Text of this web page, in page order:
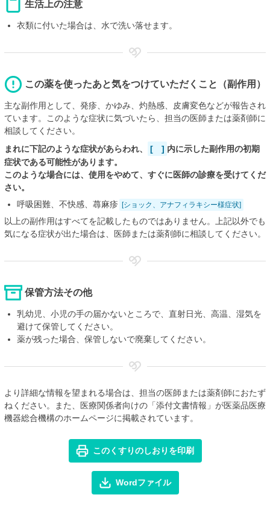
生活上の注意
衣類に付いた場合は、水で洗い落せます。
この薬を使ったあと気をつけていただくこと（副作用）
主な副作用として、発疹、かゆみ、灼熱感、皮膚変色などが報告され
ています。このような症状に気づいたら、担当の医師または薬剤師に
相談してください。
まれに下記のような症状があらわれ、
[ ] 内に示した副作用の初期
症状である可能性があります。
このような場合には、使用をやめて、すぐに医師の診療を受けてくだ
さい。
呼吸困難、不快感、蕁麻疹
[ショック、アナフィラキシー様症状]
以上の副作用はすべてを記載したものではありません。上記以外でも
気になる症状が出た場合は、医師または薬剤師に相談してください。
保管方法その他
乳幼児、小児の手の届かないところで、直射日光、高温、湿気を
避けて保管してください。
薬が残った場合、保管しないで廃棄してください。
より詳細な情報を望まれる場合は、担当の医師または薬剤師におたず
ねください。また、医療関係者向けの「添付文書情報」が医薬品医療
機器総合機構のホームページに掲載されています。
このくすりのしおりを印刷
Wordファイル